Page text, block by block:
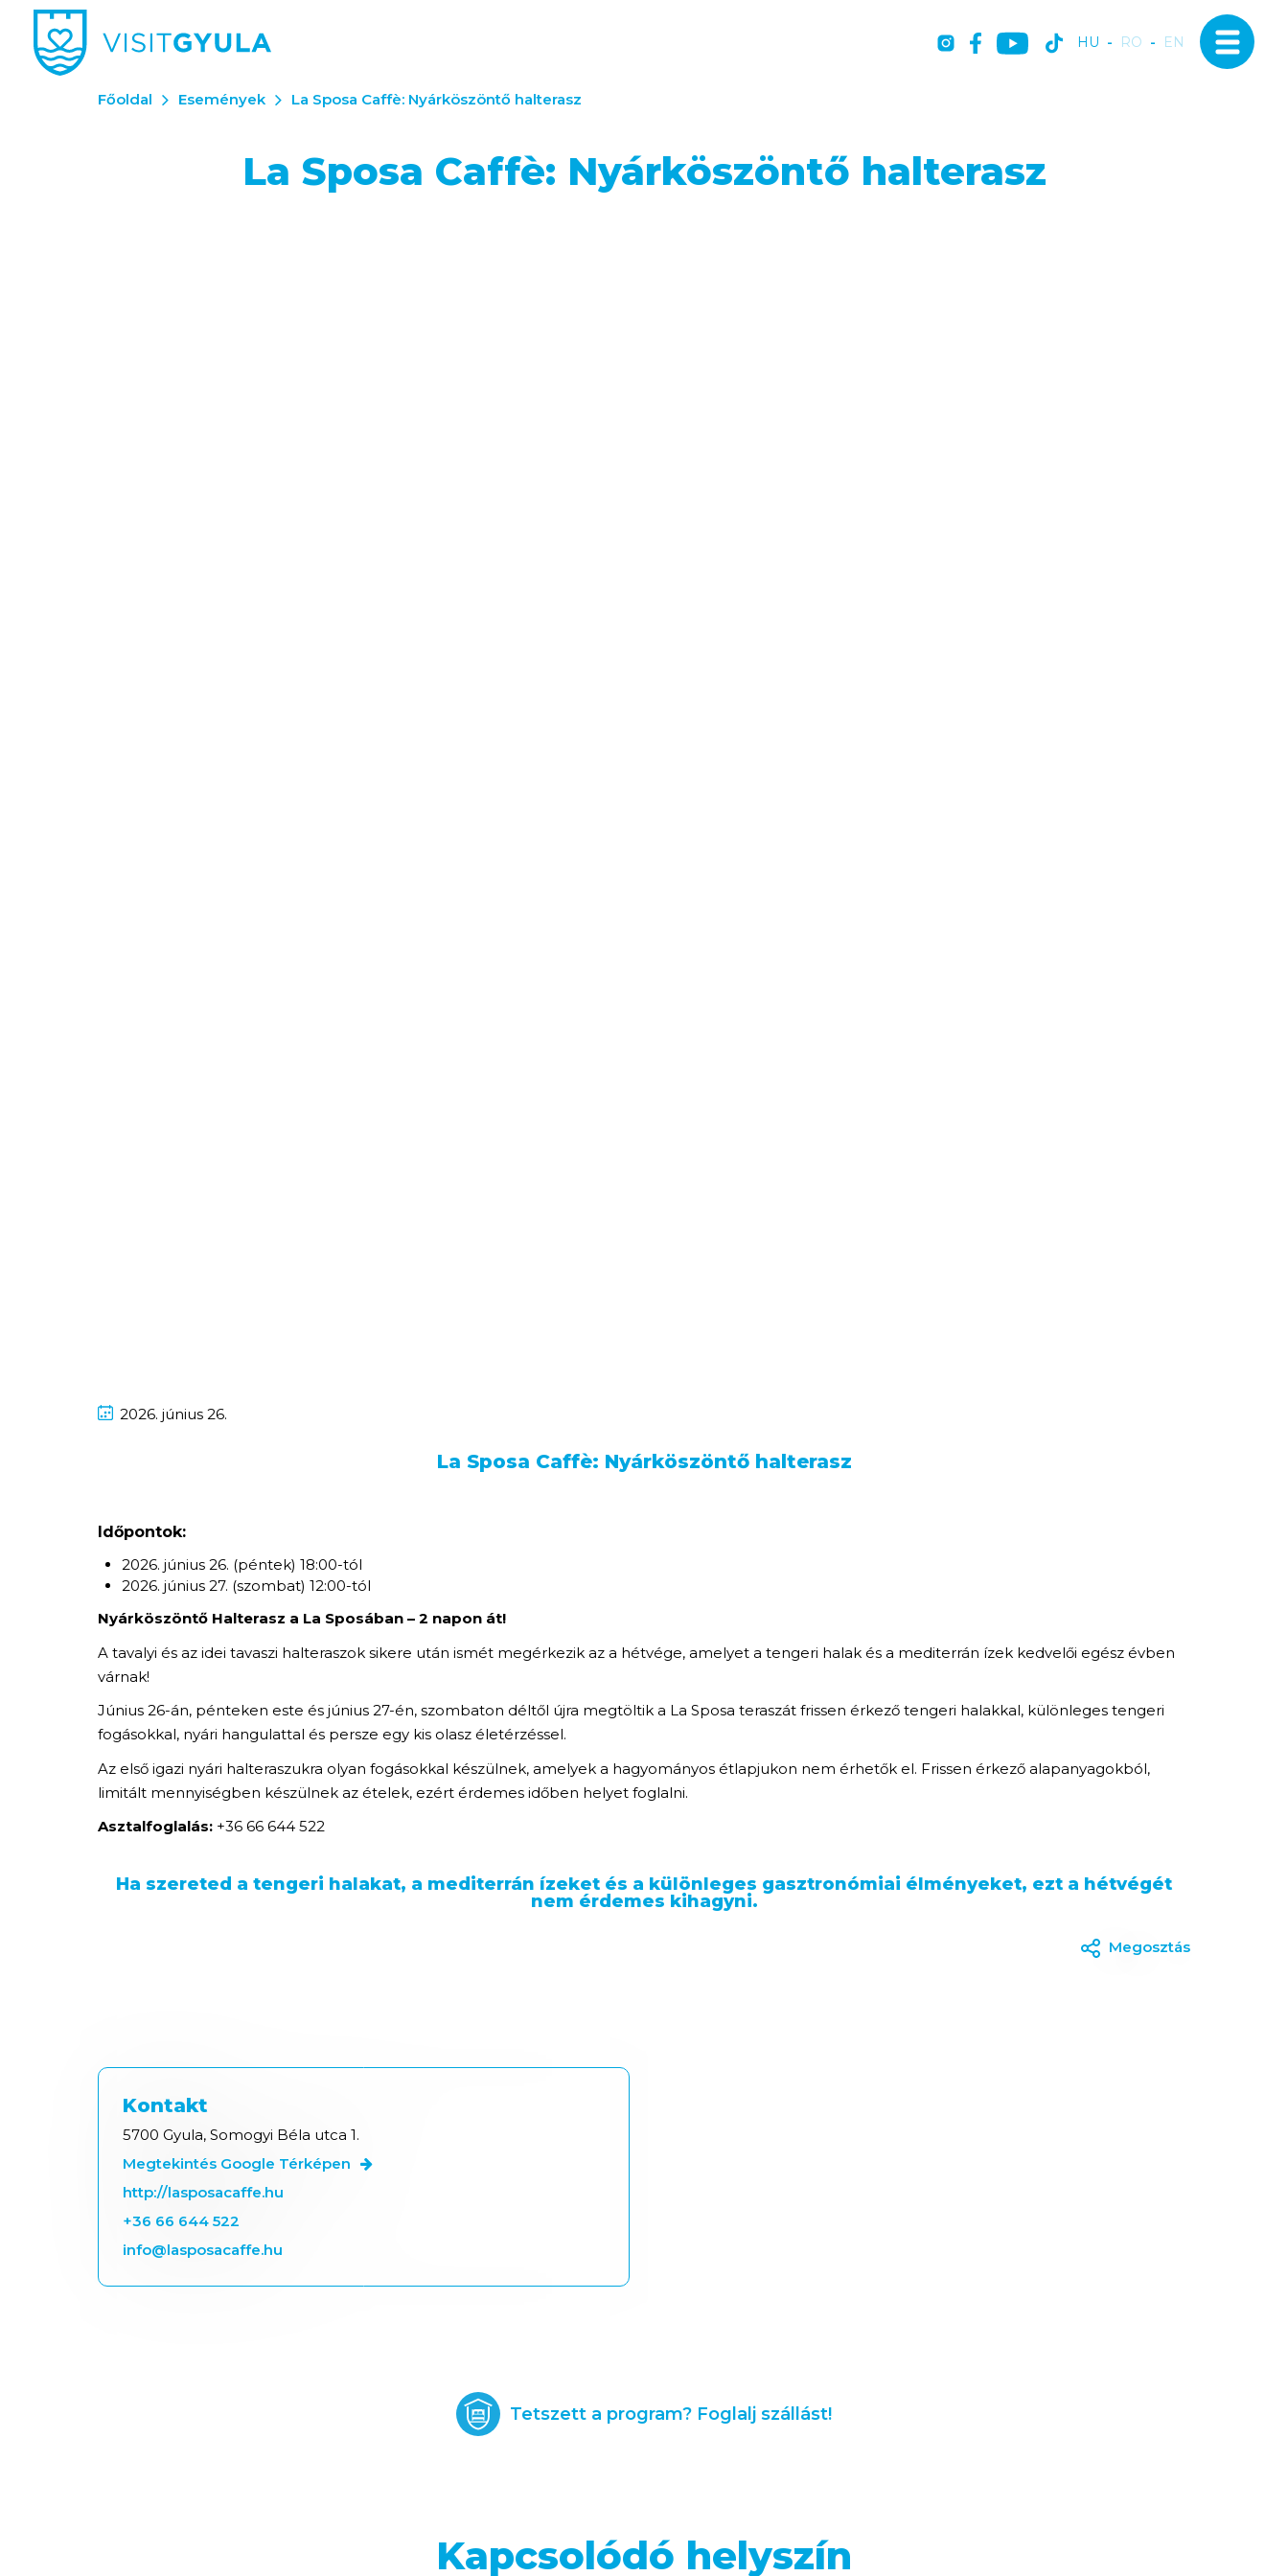
HU - RO - EN
Főoldal Események La Sposa Caffè: Nyárköszöntő halterasz
La Sposa Caffè: Nyárköszöntő halterasz
2026. június 26.
La Sposa Caffè: Nyárköszöntő halterasz
Időpontok:
2026. június 26. (péntek) 18:00-tól
2026. június 27. (szombat) 12:00-tól
Nyárköszöntő Halterasz a La Sposában – 2 napon át!
A tavalyi és az idei tavaszi halteraszok sikere után ismét megérkezik az a hétvége, amelyet a tengeri halak és a mediterrán ízek kedvelői egész évben
várnak!
Június 26-án, pénteken este és június 27-én, szombaton déltől újra megtöltik a La Sposa teraszát frissen érkező tengeri halakkal, különleges tengeri
fogásokkal, nyári hangulattal és persze egy kis olasz életérzéssel.
Az első igazi nyári halteraszukra olyan fogásokkal készülnek, amelyek a hagyományos étlapjukon nem érhetők el. Frissen érkező alapanyagokból,
limitált mennyiségben készülnek az ételek, ezért érdemes időben helyet foglalni.
Asztalfoglalás: +36 66 644 522
Ha szereted a tengeri halakat, a mediterrán ízeket és a különleges gasztronómiai élményeket, ezt a hétvégét
nem érdemes kihagyni.
Megosztás
Kontakt
5700 Gyula, Somogyi Béla utca 1.
Megtekintés Google Térképen
http://lasposacaffe.hu
+36 66 644 522
info@lasposacaffe.hu
Tetszett a program? Foglalj szállást!
Kapcsolódó helyszín